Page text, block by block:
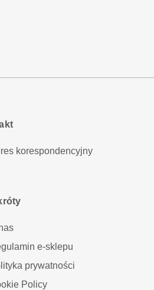
korespondencyjny
e-sklepu
prywatności
Policy